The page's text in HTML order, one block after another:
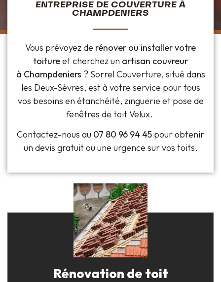
ENTREPRISE DE COUVERTURE À
CHAMPDENIERS
Vous prévoyez de rénover ou installer votre
toitureet cherchez un artisan couvreur
à Champdeniers ? Sorrel Couverture, situé dans
les Deux-Sèvres, est à votre service pour tous
vos besoins en étanchéité, zinguerie et pose de
fenêtres de toit Velux.
Contactez-nous au 07 80 96 94 45 pour obtenir
un devis gratuit ou une urgence sur vos toits.
Rénovation de toit